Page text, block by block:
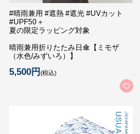
#晴雨兼用 #遮熱 #遮光 #UVカット
#UPF50＋
夏の限定ラッピング対象
晴雨兼用折りたたみ日傘【ミモザ
（水色/みずいろ）】
5,500円(税込)